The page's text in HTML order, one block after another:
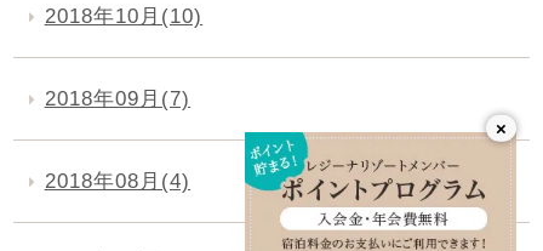
2018年10月(10)
2018年09月(7)
2018年08月(4)
×